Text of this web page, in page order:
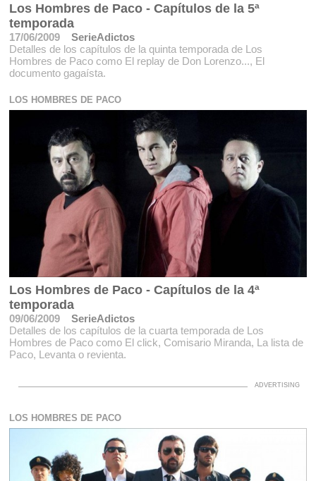
Los Hombres de Paco - Capítulos de la 5ª
temporada
17/06/2009
SerieAdictos
Detalles de los capítulos de la quinta temporada de Los
Hombres de Paco como El replay de Don Lorenzo..., El
documento gagaísta.
LOS HOMBRES DE PACO
Los Hombres de Paco - Capítulos de la 4ª
temporada
09/06/2009
SerieAdictos
Detalles de los capítulos de la cuarta temporada de Los
Hombres de Paco como El click, Comisario Miranda, La lista de
Paco, Levanta o revienta.
LOS HOMBRES DE PACO